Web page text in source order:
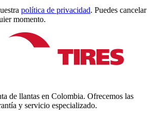
política de privacidad. Puedes cancelar
momento.
de llantas en Colombia. Ofrecemos las
y servicio especializado.